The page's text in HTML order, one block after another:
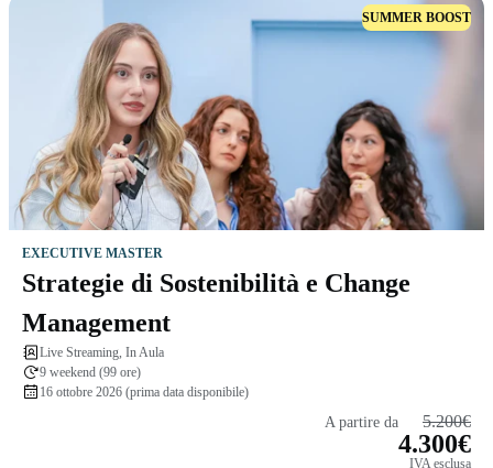
SUMMER BOOST
EXECUTIVE MASTER
Strategie di Sostenibilità e Change
Management
Live Streaming, In Aula
9 weekend (99 ore)
16 ottobre 2026 (prima data disponibile)
A partire da 5.200€
4.300€
IVA esclusa